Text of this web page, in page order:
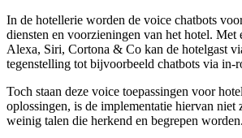
In de hotellerie worden de voice chatbots
diensten en voorzieningen van het hotel.
Alexa, Siri, Cortona & Co kan de hotelgast
tegenstelling tot bijvoorbeeld chatbots via in-
Toch staan deze voice toepassingen voor
oplossingen, is de implementatie hiervan
weinig talen die herkend en begrepen worden.